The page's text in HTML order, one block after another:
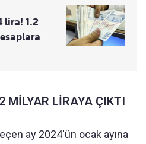
lira! 1.2
MİLYAR LİRAYA ÇIKTI
ay 2024'ün ocak ayına